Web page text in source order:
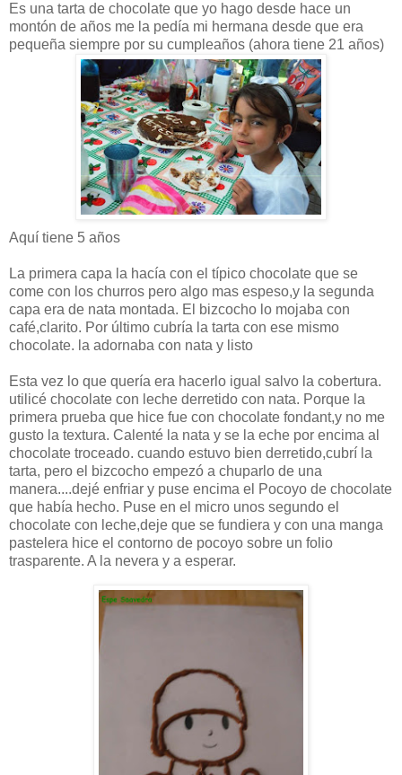
Es una tarta de chocolate que yo hago desde hace un
montón de años me la pedía mi hermana desde que era
pequeña siempre por su cumpleaños (ahora tiene 21 años)
Aquí tiene 5 años
La primera capa la hacía con el típico chocolate que se
come con los churros pero algo mas espeso,y la segunda
capa era de nata montada. El bizcocho lo mojaba con
café,clarito. Por último cubría la tarta con ese mismo
chocolate. la adornaba con nata y listo
Esta vez lo que quería era hacerlo igual salvo la cobertura.
utilicé chocolate con leche derretido con nata. Porque la
primera prueba que hice fue con chocolate fondant,y no me
gusto la textura. Calenté la nata y se la eche por encima al
chocolate troceado. cuando estuvo bien derretido,cubrí la
tarta, pero el bizcocho empezó a chuparlo de una
manera....dejé enfriar y puse encima el Pocoyo de chocolate
que había hecho. Puse en el micro unos segundo el
chocolate con leche,deje que se fundiera y con una manga
pastelera hice el contorno de pocoyo sobre un folio
trasparente. A la nevera y a esperar.